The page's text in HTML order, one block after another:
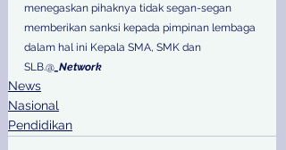
menegaskan pihaknya tidak segan-segan
memberikan sanksi kepada pimpinan lembaga
dalam hal ini Kepala SMA, SMK dan
SLB.@ _Network
News
Nasional
Pendidikan